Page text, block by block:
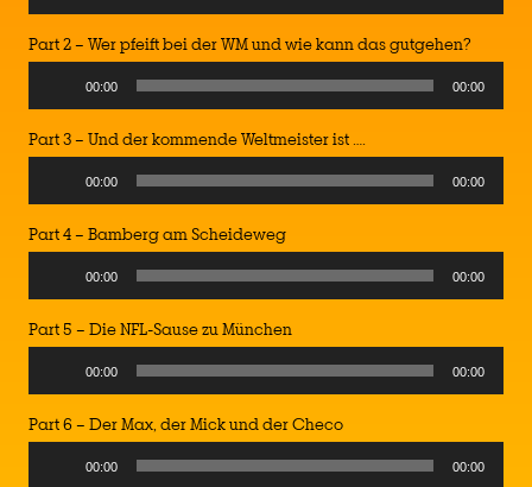
Player
Part 2 – Wer pfeift bei der WM und wie kann das gutgehen?
Player
00:00 00:00
Part 3 – Und der kommende Weltmeister ist ….
Player
00:00 00:00
Part 4 – Bamberg am Scheideweg
Player
00:00 00:00
Part 5 – Die NFL-Sause zu München
Player
00:00 00:00
Part 6 – Der Max, der Mick und der Checo
00:00 00:00